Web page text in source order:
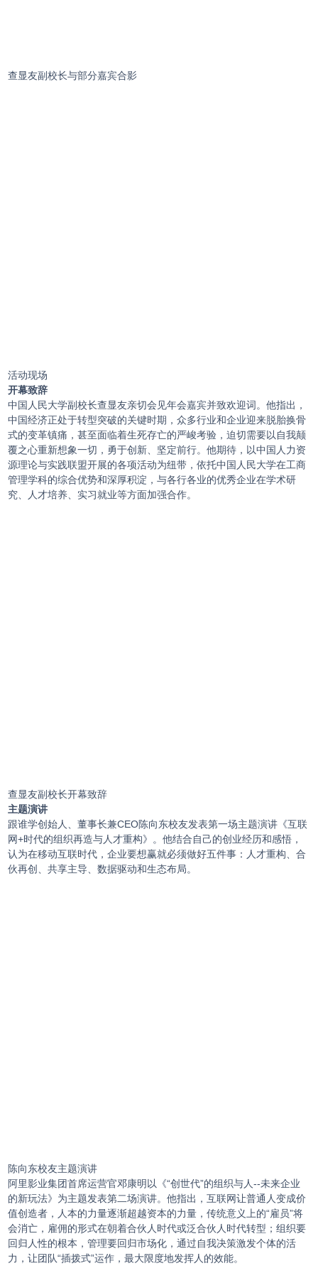
查显友副校长与部分嘉宾合影
活动现场
开幕致辞
中国人民大学副校长查显友亲切会见年会嘉宾并致欢迎词。他指出，
中国经济正处于转型突破的关键时期，众多行业和企业迎来脱胎换骨
式的变革镇痛，甚至面临着生死存亡的严峻考验，迫切需要以自我颠
覆之心重新想象一切，勇于创新、坚定前行。他期待，以中国人力资
源理论与实践联盟开展的各项活动为纽带，依托中国人民大学在工商
管理学科的综合优势和深厚积淀，与各行各业的优秀企业在学术研
究、人才培养、实习就业等方面加强合作。
查显友副校长开幕致辞
主题演讲
跟谁学创始人、董事长兼CEO陈向东校友发表第一场主题演讲《互联
网+时代的组织再造与人才重构》。他结合自己的创业经历和感悟，
认为在移动互联时代，企业要想赢就必须做好五件事：人才重构、合
伙再创、共享主导、数据驱动和生态布局。
陈向东校友主题演讲
阿里影业集团首席运营官邓康明以《“创世代”的组织与人--未来企业
的新玩法》为主题发表第二场演讲。他指出，互联网让普通人变成价
值创造者，人本的力量逐渐超越资本的力量，传统意义上的“雇员”将
会消亡，雇佣的形式在朝着合伙人时代或泛合伙人时代转型；组织要
回归人性的根本，管理要回归市场化，通过自我决策激发个体的活
力，让团队“插拨式”运作，最大限度地发挥人的效能。